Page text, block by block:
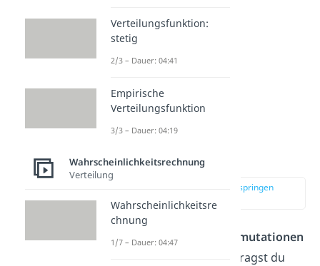
Permutation mit
Wiederholung
zur Stelle im Video springen
(00:45)
Betrachten wir zuerst
Permutationen
Jetzt fragst du
Verteilungsfunktion:
stetig
2/3 – Dauer: 04:41
Empirische
Verteilungsfunktion
3/3 – Dauer: 04:19
Wahrscheinlichkeitsrechnung
Verteilung
Wahrscheinlichkeitsre
chnung
1/7 – Dauer: 04:47